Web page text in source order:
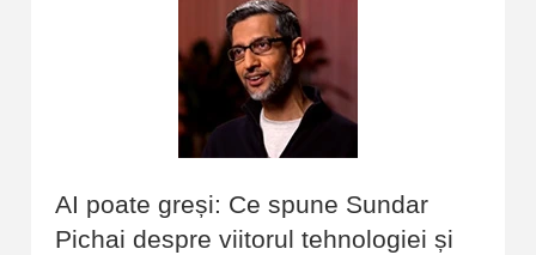
AI poate greși: Ce spune Sundar
Pichai despre viitorul tehnologiei și